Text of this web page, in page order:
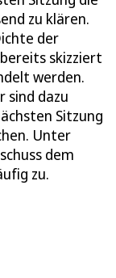
zu klären.
der
skizziert
werden.
sind dazu
Sitzung
Unter
dem
zu.